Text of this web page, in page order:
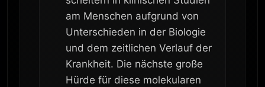
am Menschen aufgrund von
Unterschieden in der Biologie
und dem zeitlichen Verlauf der
Krankheit. Die nächste große
Hürde für diese molekularen